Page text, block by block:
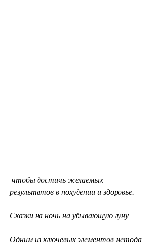
результатов в похудении и здоровье.
Сказки на ночь на убывающую луну
Одним из ключевых элементов метода